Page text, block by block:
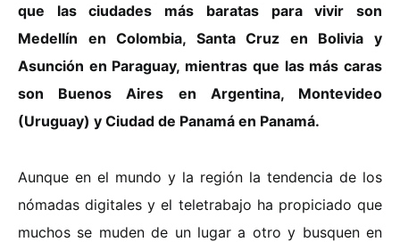
que las ciudades más baratas para vivir son
Medellín en Colombia, Santa Cruz en Bolivia y
Asunción en Paraguay, mientras que las más caras
son Buenos Aires en Argentina, Montevideo
(Uruguay) y Ciudad de Panamá en Panamá.
Aunque en el mundo y la región la tendencia de los
nómadas digitales y el teletrabajo ha propiciado que
muchos se muden de un lugar a otro y busquen en